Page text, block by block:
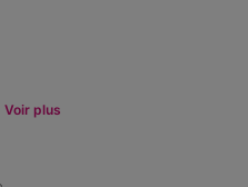
Voir plus